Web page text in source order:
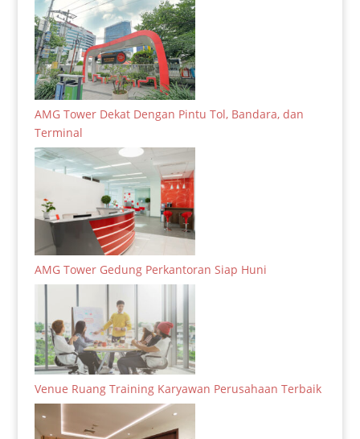
AMG Tower Dekat Dengan Pintu Tol, Bandara, dan
Terminal
AMG Tower Gedung Perkantoran Siap Huni
Venue Ruang Training Karyawan Perusahaan Terbaik